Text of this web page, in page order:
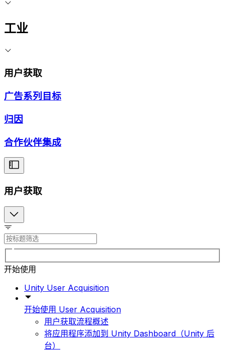
工业
用户获取
广告系列目标
归因
合作伙伴集成
用户获取
开始使用
Unity User Acquisition
开始使用 User Acquisition
用户获取流程概述
将应用程序添加到 Unity Dashboard（Unity 后
台）